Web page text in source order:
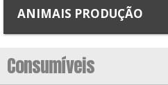
ANIMAIS PRODUÇÃO
Consumíveis